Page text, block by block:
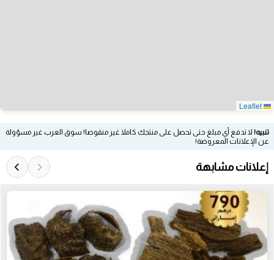
تنبيه! لا تدفع أي مبلغ حتى تحصل على منتجك كاملا غير منقوصا! سوق العرب غير مسؤولة
عن الإعلانات المعروضة!
إعلانات مشابهة